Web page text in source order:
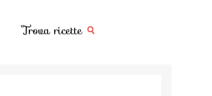
Trova ricette